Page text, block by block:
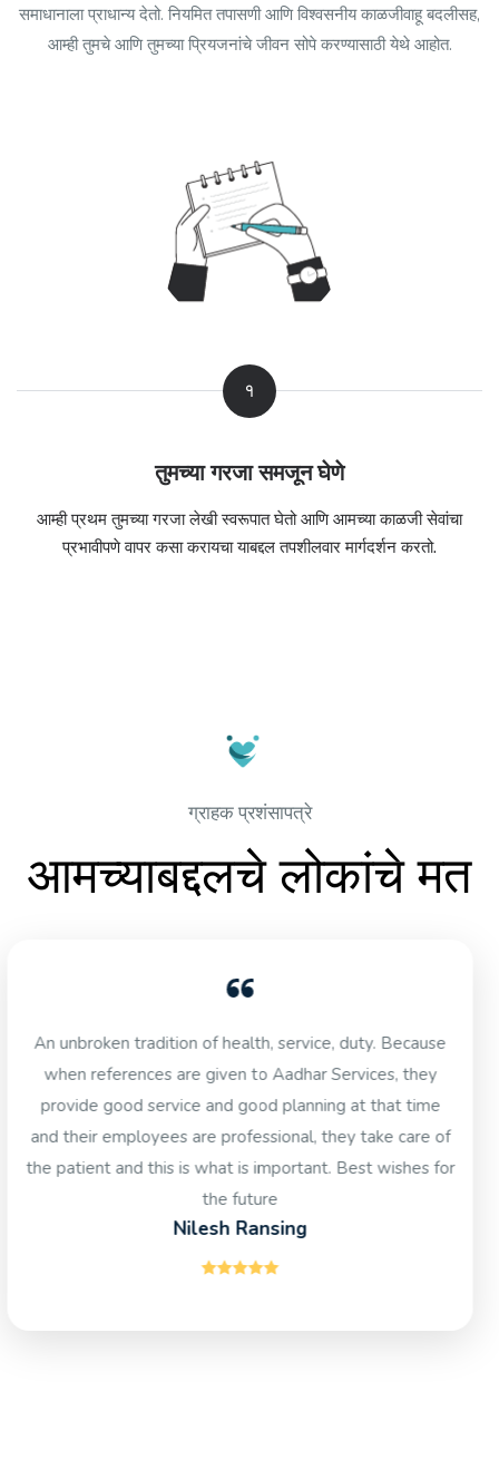
समाधानाला प्राधान्य देतो. नियमित तपासणी आणि विश्वसनीय काळजीवाहू बदलीसह,
आम्ही तुमचे आणि तुमच्या प्रियजनांचे जीवन सोपे करण्यासाठी येथे आहोत.
१
तुमच्या गरजा समजून घेणे
आम्ही प्रथम तुमच्या गरजा लेखी स्वरूपात घेतो आणि आमच्या काळजी सेवांचा
प्रभावीपणे वापर कसा करायचा याबद्दल तपशीलवार मार्गदर्शन करतो.
ग्राहक प्रशंसापत्रे
आमच्याबद्दलचे लोकांचे मत
Nisha spent six weeks with me as a carer while I was
recovering from Bilateral Knee joint replacement
surgery. I was very happy with the service provided. She
is a mature young woman, positive and cheerful by
temperament. She is calm and as a doctor myself I can
imagine she would be able to deal with minor
emergencies. My best wishes to her and to Aadhar
Services. I would certainly recommend this organisation